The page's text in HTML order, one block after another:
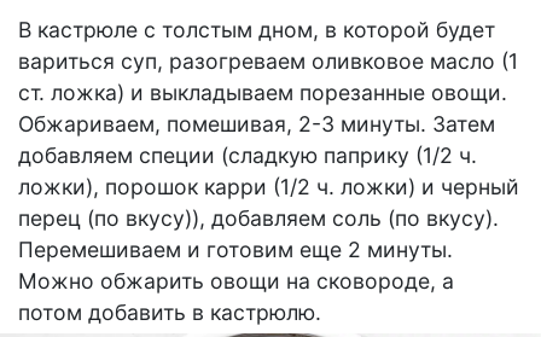
В кастрюле с толстым дном, в которой будет
вариться суп, разогреваем оливковое масло (1
ст. ложка) и выкладываем порезанные овощи.
Обжариваем, помешивая, 2-3 минуты. Затем
добавляем специи (сладкую паприку (1/2 ч.
ложки), порошок карри (1/2 ч. ложки) и черный
перец (по вкусу)), добавляем соль (по вкусу).
Перемешиваем и готовим еще 2 минуты.
Можно обжарить овощи на сковороде, а
потом добавить в кастрюлю.